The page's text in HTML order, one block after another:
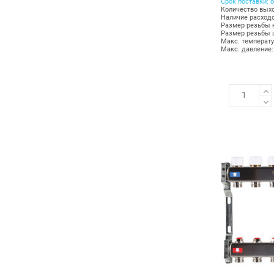
Срок поставки:
Количество
Наличие
Размер резьбы
Размер резьбы
Макс.
Макс.